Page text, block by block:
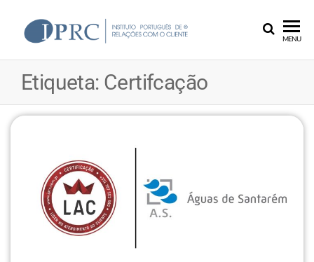
content
MENU
Etiqueta: Certifcação